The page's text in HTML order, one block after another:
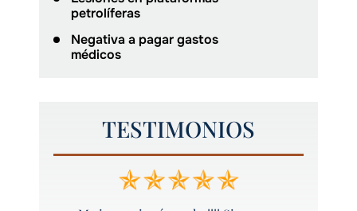
petrolíferas
Negativa a pagar gastos
médicos
TESTIMONIOS